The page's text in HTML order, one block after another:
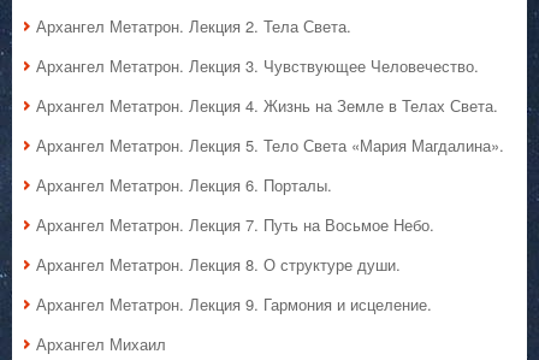
Архангел Метатрон. Лекция 2. Тела Света.
Архангел Метатрон. Лекция 3. Чувствующее Человечество.
Архангел Метатрон. Лекция 4. Жизнь на Земле в Телах Света.
Архангел Метатрон. Лекция 5. Тело Света «Мария Магдалина».
Архангел Метатрон. Лекция 6. Порталы.
Архангел Метатрон. Лекция 7. Путь на Восьмое Небо.
Архангел Метатрон. Лекция 8. О структуре души.
Архангел Метатрон. Лекция 9. Гармония и исцеление.
Архангел Михаил